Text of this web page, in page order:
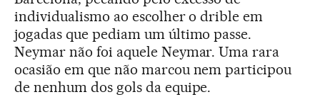
individualismo ao escolher o drible em
jogadas que pediam um último passe.
Neymar não foi aquele Neymar. Uma rara
ocasião em que não marcou nem participou
de nenhum dos gols da equipe.